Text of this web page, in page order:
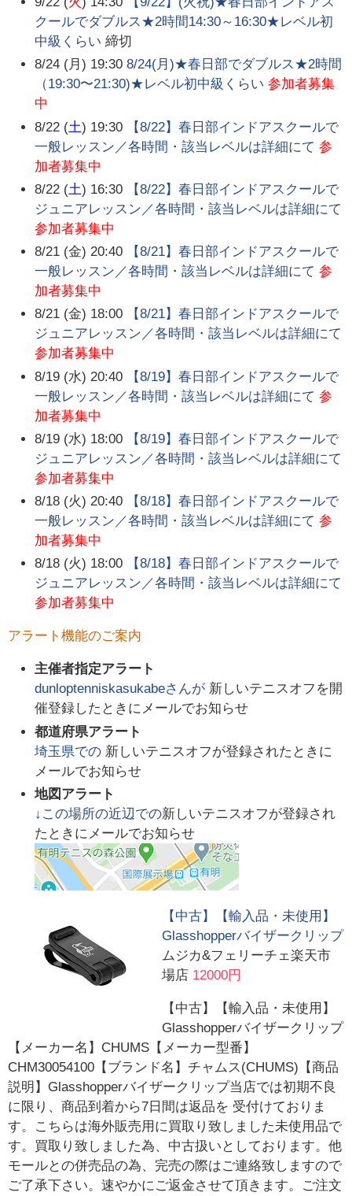
クールでダブルス★2時間14:30～16:30★レベル初
中級くらい 締切
8/24 (月) 19:30 8/24(月)★春日部でダブルス★2時間
（19:30〜21:30)★レベル初中級くらい 参加者募集
中
8/22 (土) 19:30
【8/22】春日部インドアスクールで
一般レッスン／各時間・該当レベルは詳細にて 参
加者募集中
8/22 (土) 16:30
【8/22】春日部インドアスクールで
ジュニアレッスン／各時間・該当レベルは詳細にて
参加者募集中
8/21 (金) 20:40
【8/21】春日部インドアスクールで
一般レッスン／各時間・該当レベルは詳細にて 参
加者募集中
8/21 (金) 18:00
【8/21】春日部インドアスクールで
ジュニアレッスン／各時間・該当レベルは詳細にて
参加者募集中
8/19 (水) 20:40
【8/19】春日部インドアスクールで
一般レッスン／各時間・該当レベルは詳細にて 参
加者募集中
8/19 (水) 18:00
【8/19】春日部インドアスクールで
ジュニアレッスン／各時間・該当レベルは詳細にて
参加者募集中
8/18 (火) 20:40
【8/18】春日部インドアスクールで
一般レッスン／各時間・該当レベルは詳細にて 参
加者募集中
8/18 (火) 18:00
【8/18】春日部インドアスクールで
ジュニアレッスン／各時間・該当レベルは詳細にて
参加者募集中
アラート機能のご案内
主催者指定アラート
dunloptenniskasukabeさんが 新しいテニスオフを開
催登録したときにメールでお知らせ
都道府県アラート
埼玉県での 新しいテニスオフが登録されたときに
メールでお知らせ
地図アラート
↓この場所の近辺での新しいテニスオフが登録され
たときにメールでお知らせ
【中古】【輸入品・未使用】
Glasshopperバイザークリップ
ムジカ&フェリーチェ楽天市
場店 12000円
【中古】【輸入品・未使用】
Glasshopperバイザークリップ
【メーカー名】CHUMS【メーカー型番】
CHM30054100【ブランド名】チャムス(CHUMS)【商品
説明】Glasshopperバイザークリップ当店では初期不良
に限り、商品到着から7日間は返品を 受付けておりま
す。こちらは海外販売用に買取り致しました未使用品で
す。買取り致しました為、中古扱いとしております。他
モールとの併売品の為、完売の際はご連絡致しますので
ご了承下さい。速やかにご返金させて頂きます。ご注文